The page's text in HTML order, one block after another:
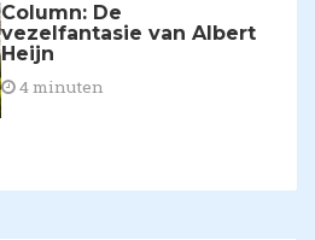
Column: De
vezelfantasie van Albert
Heijn
4 minuten